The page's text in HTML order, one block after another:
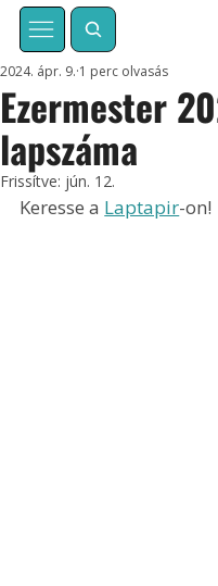
Ezermester
lapszáma
2024. ápr. 9. 1 perc olvasás
Frissítve: jún. 12.
Keresse a Laptapir-on!